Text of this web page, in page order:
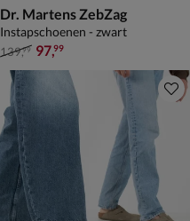
Dr. Martens ZebZag
Instapschoenen - zwart
van € 139,99 voor € 97,99
139,99 97,99